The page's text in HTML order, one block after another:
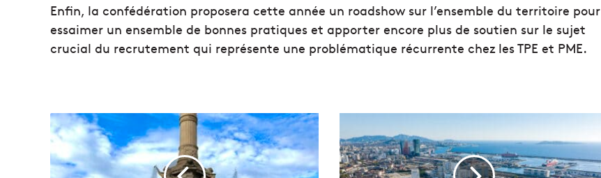
Enfin, la confédération proposera cette année un roadshow sur l’ensemble du territoire pour
essaimer un ensemble de bonnes pratiques et apporter encore plus de soutien sur le sujet
crucial du recrutement qui représente une problématique récurrente chez les TPE et PME.
S
e
p
t
a
R
é